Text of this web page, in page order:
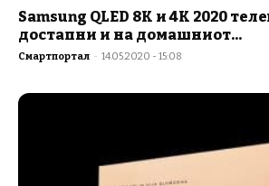
Samsung QLED 8K и 4K 2020
достапни и на домашниот...
Смартпортал - 14.05.2020 - 15:08